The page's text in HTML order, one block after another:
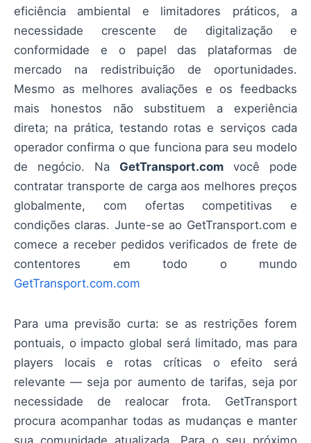
eficiência ambiental e limitadores práticos, a
necessidade crescente de digitalização e
conformidade e o papel das plataformas de
mercado na redistribuição de oportunidades.
Mesmo as melhores avaliações e os feedbacks
mais honestos não substituem a experiência
direta; na prática, testando rotas e serviços cada
operador confirma o que funciona para seu modelo
de negócio. Na GetTransport.com você pode
contratar transporte de carga aos melhores preços
globalmente, com ofertas competitivas e
condições claras. Junte-se ao GetTransport.com e
comece a receber pedidos verificados de frete de
contentores em todo o mundo
GetTransport.com.com
Para uma previsão curta: se as restrições forem
pontuais, o impacto global será limitado, mas para
players locais e rotas críticas o efeito será
relevante — seja por aumento de tarifas, seja por
necessidade de realocar frota. GetTransport
procura acompanhar todas as mudanças e manter